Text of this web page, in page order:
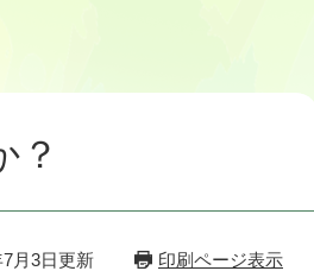
？
月3日更新 印刷ページ表示